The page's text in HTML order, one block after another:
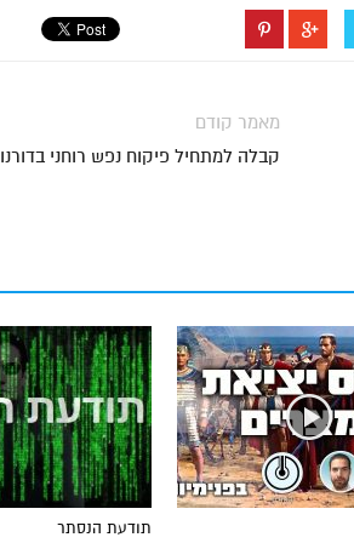
מאמר קודם
קבלה למתחיל פיקוח נפש רוחני בדורנו
תודעת הנסתר